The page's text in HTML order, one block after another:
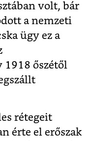
volt, bár
a nemzeti
ügy ez a
1918 őszétől
rétegeit
érte el erőszak